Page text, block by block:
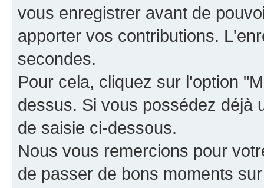
vous enregistrer avant de
apporter vos contributions.
secondes.
Pour cela, cliquez sur l'option
dessus. Si vous possédez déjà
de saisie ci-dessous.
Nous vous remercions pour
de passer de bons moments